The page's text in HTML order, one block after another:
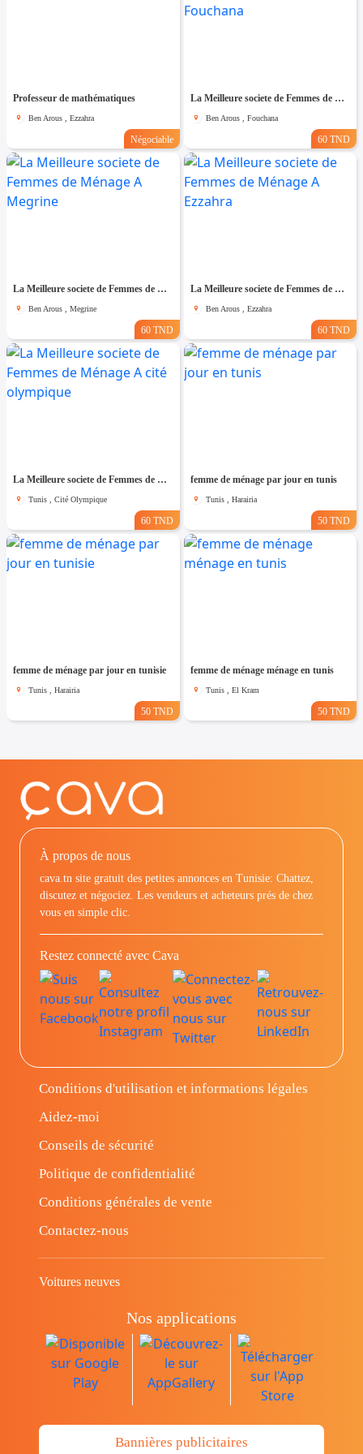
Professeur de mathématiques
Ben Arous , Ezzahra
Négociable
La Meilleure societe de Femmes de Ménage A Fouchana
Ben Arous , Fouchana
60 TND
La Meilleure societe de Femmes de Ménage A Megrine
Ben Arous , Megrine
60 TND
La Meilleure societe de Femmes de Ménage A Ezzahra
Ben Arous , Ezzahra
60 TND
La Meilleure societe de Femmes de Ménage A cité olympique
Tunis , Cité Olympique
60 TND
femme de ménage par jour en tunis
Tunis , Harairia
50 TND
femme de ménage par jour en tunisie
Tunis , Harairia
50 TND
femme de ménage ménage en tunis
Tunis , El Kram
50 TND
À propos de nous
cava.tn site gratuit des petites annonces en Tunisie: Chattez,
discutez et négociez. Les vendeurs et acheteurs prés de chez
vous en simple clic.
Restez connecté avec Cava
Conditions d'utilisation et informations légales
Aidez-moi
Conseils de sécurité
Politique de confidentialité
Conditions générales de vente
Contactez-nous
Voitures neuves
Nos applications
Bannières publicitaires